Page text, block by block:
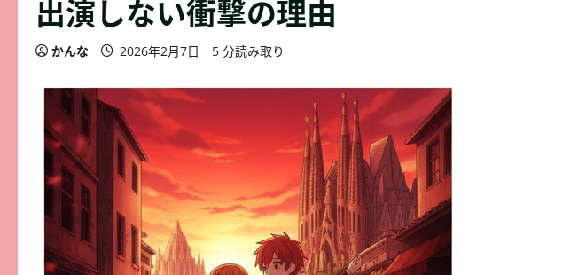
出演しない衝撃の理由
かんな 2026年2月7日 5 分読み取り